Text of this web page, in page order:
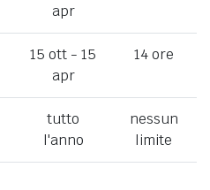
apr
15 ott - 15
apr
14 ore
tutto
l'anno
nessun
limite